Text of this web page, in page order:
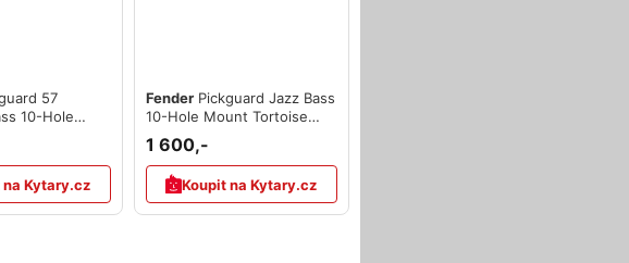
57
10-Hole
1-Ply
na Kytary.cz
Fender Pickguard Jazz Bass
10-Hole Mount Tortoise
Shell 4-Ply
1 600,-
Koupit na Kytary.cz